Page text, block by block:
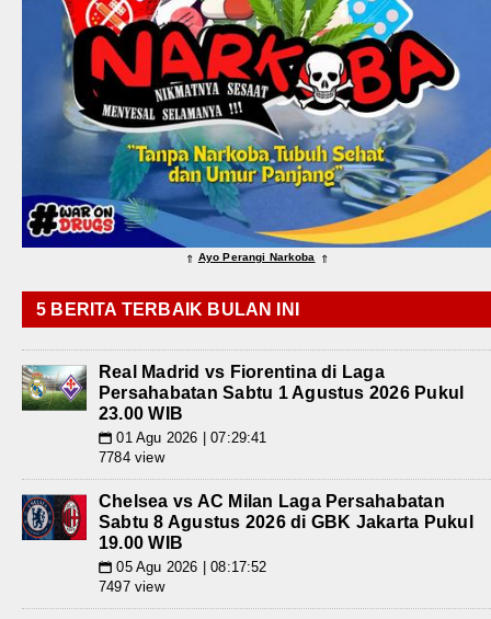
⇑ Ayo Perangi Narkoba ⇑
5 BERITA TERBAIK BULAN INI
Real Madrid vs Fiorentina di Laga
Persahabatan Sabtu 1 Agustus 2026 Pukul
23.00 WIB
📅 01 Agu 2026 | 07:29:41
7784 view
Chelsea vs AC Milan Laga Persahabatan
Sabtu 8 Agustus 2026 di GBK Jakarta Pukul
19.00 WIB
📅 05 Agu 2026 | 08:17:52
7497 view